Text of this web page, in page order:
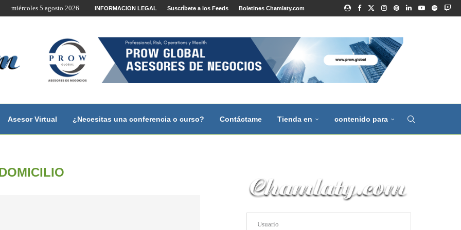
por Internet y Videoconferencia.
miércoles 5 agosto 2026 INFORMACION LEGAL Suscríbete a los Feeds Boletines Chamlaty.com
Asesor Virtual ¿Necesitas una conferencia o curso? Contáctame Tienda en contenido para